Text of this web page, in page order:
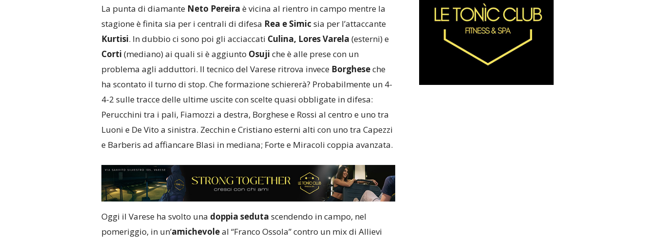
La punta di diamante Neto Pereira è vicina al rientro in campo mentre la
stagione è finita sia per i centrali di difesa Rea e Simic sia per l’attaccante
Kurtisi. In dubbio ci sono poi gli acciaccati Culina, Lores Varela (esterni) e
Corti (mediano) ai quali si è aggiunto Osuji che è alle prese con un
problema agli adduttori. Il tecnico del Varese ritrova invece Borgheseche
ha scontato il turno di stop. Che formazione schiererà? Probabilmente un 4-
4-2 sulle tracce delle ultime uscite con scelte quasi obbligate in difesa:
Perucchini tra i pali, Fiamozzi a destra, Borghese e Rossi al centro e uno tra
Luoni e De Vito a sinistra. Zecchin e Cristiano esterni alti con uno tra Capezzi
e Barberis ad affiancare Blasi in mediana; Forte e Miracoli coppia avanzata.
Oggi il Varese ha svolto una doppia seduta scendendo in campo, nel
pomeriggio, in un’amichevoleal “Franco Ossola” contro un mix di Allievi